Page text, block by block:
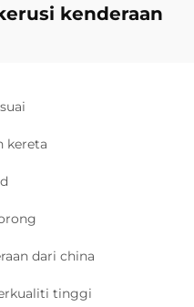
kenderaan
kereta
dari china
tinggi